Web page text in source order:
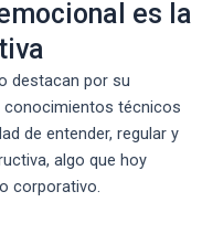
es la
destacan por su
conocimientos técnicos
de entender, regular y
algo que hoy
corporativo.